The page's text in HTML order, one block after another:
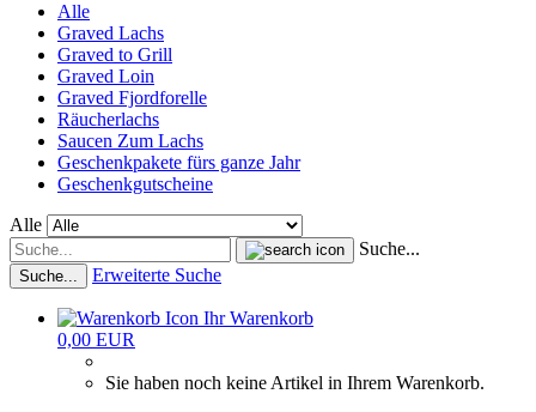
Alle
Graved Lachs
Graved to Grill
Graved Loin
Graved Fjordforelle
Räucherlachs
Saucen Zum Lachs
Geschenkpakete fürs ganze Jahr
Geschenkgutscheine
Alle
Suche...
Suche... Erweiterte Suche
Ihr Warenkorb
0,00 EUR
Sie haben noch keine Artikel in Ihrem Warenkorb.